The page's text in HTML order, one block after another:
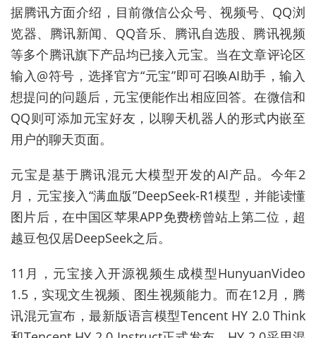
据腾讯方面介绍，目前微信公众号、视频号、QQ浏
览器、腾讯新闻、QQ音乐、腾讯自选股、腾讯视频
等多个腾讯旗下产品均已接入元宝。当在文章评论区
输入@符号，选择官方“元宝”即可召唤AI助手，输入
想提问的问题后，元宝便能作出相应回答。在微信和
QQ则可添加元宝好友，以聊天机器人的形式内嵌至
用户的聊天页面。
元宝是基于腾讯混元大模型开发的AI产品。今年2
月，元宝接入“满血版”DeepSeek-R1模型，并能读懂
图片后，在中国区苹果APP免费榜曾站上第二位，超
越豆包仅居DeepSeek之后。
11月，元宝接入开源视频生成模型HunyuanVideo
1.5，实现文生视频、图生视频能力。而在12月，腾
讯混元宣布，最新版语言模型Tencent HY 2.0 Think